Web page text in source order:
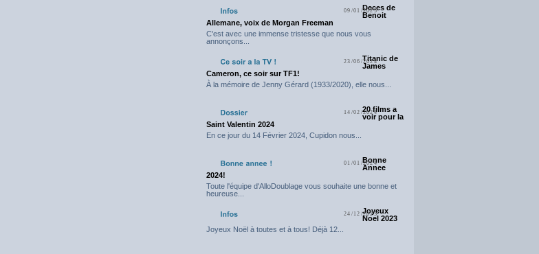
09/01/2025Deces de
Benoit
Allemane, voix de Morgan Freeman
C'est avec une immense tristesse que nous vous
annonçons...
23/06/2024Titanic de
James
Cameron, ce soir sur TF1!
À la mémoire de Jenny Gérard (1933/2020), elle nous...
14/02/202420 films a
voir pour la
Saint Valentin 2024
En ce jour du 14 Février 2024, Cupidon nous...
01/01/2024
Bonne
Annee
2024!
Toute l'équipe d'AlloDoublage vous souhaite une bonne et
heureuse...
24/12/2023
Joyeux
Noel 2023
Joyeux Noël à toutes et à tous! Déjà 12...